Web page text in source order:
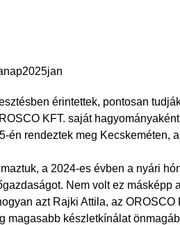
érintettek, pontosan
KFT. saját
én rendeztek meg Kecskeméten,
a 2024-es évben a nyári
Nem volt ez másképp
azt Rajki Attila, az OROSCO
magasabb készletkínálat